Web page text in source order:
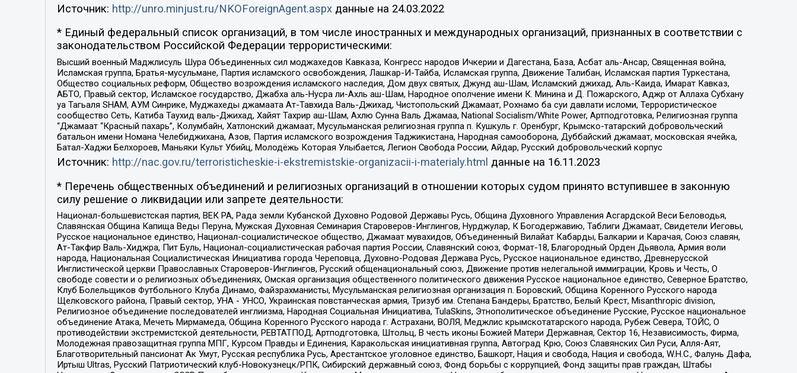
Источник: http://unro.minjust.ru/NKOForeignAgent.aspxданные на 24.03.2022
* Единый федеральный список организаций, в том числе иностранных и международных организаций, признанных в соответствии с
законодательством Российской Федерации террористическими:
Высший военный Маджлисуль Шура Объединенных сил моджахедов Кавказа, Конгресс народов Ичкерии и Дагестана, База, Асбат аль-Ансар, Священная война,
Исламская группа, Братья-мусульмане, Партия исламского освобождения, Лашкар-И-Тайба, Исламская группа, Движение Талибан, Исламская партия Туркестана,
Общество социальных реформ, Общество возрождения исламского наследия, Дом двух святых, Джунд аш-Шам, Исламский джихад, Аль-Каида, Имарат Кавказ,
АБТО, Правый сектор, Исламское государство, Джабха аль-Нусра ли-Ахль аш-Шам, Народное ополчение имени К. Минина и Д. Пожарского, Аджр от Аллаха Субхану
уа Тагьаля SHAM, АУМ Синрике, Муджахеды джамаата Ат-Тавхида Валь-Джихад, Чистопольский Джамаат, Рохнамо ба суи давлати исломи, Террористическое
сообщество Сеть, Катиба Таухид валь-Джихад, Хайят Тахрир аш-Шам, Ахлю Сунна Валь Джамаа, National Socialism/White Power, Артподготовка, Религиозная группа
“Джамаат “Красный пахарь”, Колумбайн, Хатлонский джамаат, Мусульманская религиозная группа п. Кушкуль г. Оренбург, Крымско-татарский добровольческий
батальон имени Номана Челебиджихана, Азов, Партия исламского возрождения Таджикистана, Народная самооборона, Дуббайский джамаат, московская ячейка,
Батал-Хаджи Белхороев, Маньяки Культ Убийц, Молодёжь Которая Улыбается, Легион Свобода России, Айдар, Русский добровольческий корпус
Источник: http://nac.gov.ru/terroristicheskie-i-ekstremistskie-organizacii-i-materialy.html данные на 16.11.2023
* Перечень общественных объединений и религиозных организаций в отношении которых судом принято вступившее в законную
силу решение о ликвидации или запрете деятельности:
Национал-большевистская партия, ВЕК РА, Рада земли Кубанской Духовно Родовой Державы Русь, Община Духовного Управления Асгардской Веси Беловодья,
Славянская Община Капища Веды Перуна, Мужская Духовная Семинария Староверов-Инглингов, Нурджулар, К Богодержавию, Таблиги Джамаат, Свидетели Иеговы,
Русское национальное единство, Национал-социалистическое общество, Джамаат мувахидов, Объединенный Вилайат Кабарды, Балкарии и Карачая, Союз славян,
Ат-Такфир Валь-Хиджра, Пит Буль, Национал-социалистическая рабочая партия России, Славянский союз, Формат-18, Благородный Орден Дьявола, Армия воли
народа, Национальная Социалистическая Инициатива города Череповца, Духовно-Родовая Держава Русь, Русское национальное единство, Древнерусской
Инглистической церкви Православных Староверов-Инглингов, Русский общенациональный союз, Движение против нелегальной иммиграции, Кровь и Честь, О
свободе совести и о религиозных объединениях, Омская организация общественного политического движения Русское национальное единство, Северное Братство,
Клуб Болельщиков Футбольного Клуба Динамо, Файзрахманисты, Мусульманская религиозная организация п. Боровский, Община Коренного Русского народа
Щелковского района, Правый сектор, УНА - УНСО, Украинская повстанческая армия, Тризуб им. Степана Бандеры, Братство, Белый Крест, Misanthropic division,
Религиозное объединение последователей инглиизма, Народная Социальная Инициатива, TulaSkins, Этнополитическое объединение Русские, Русское национальное
объединение Атака, Мечеть Мирмамеда, Община Коренного Русского народа г. Астрахани, ВОЛЯ, Меджлис крымскотатарского народа, Рубеж Севера, ТОЙС, О
противодействии экстремистской деятельности, РЕВТАТПОД, Артподготовка, Штольц, В честь иконы Божией Матери Державная, Сектор 16, Независимость, Фирма,
Молодежная правозащитная группа МПГ, Курсом Правды и Единения, Каракольская инициативная группа, Автоград Крю, Союз Славянских Сил Руси, Алля-Аят,
Благотворительный пансионат Ак Умут, Русская республика Русь, Арестантское уголовное единство, Башкорт, Нация и свобода, Нация и свобода, W.H.С., Фалунь Дафа,
Иртыш Ultras, Русский Патриотический клуб-Новокузнецк/РПК, Сибирский державный союз, Фонд борьбы с коррупцией, Фонд защиты прав граждан, Штабы